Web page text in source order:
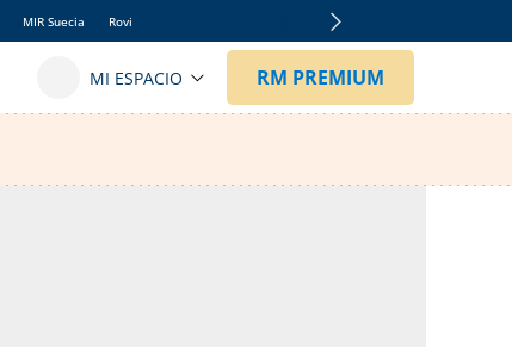
MIR Suecia Rovi